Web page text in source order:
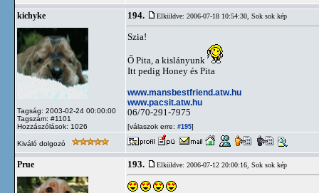
kichyke
Tagság: 2003-02-24 00:00:00
Tagszám: #1101
Hozzászólások: 1026
194. Elküldve: 2006-07-18 10:54:30, Sok sok kép
Szia!
Ő Pita, a kislányunk
Itt pedig Honey és Pita
www.mansbestfriend.atw.hu
www.pacsit.atw.hu
06/70-291-7975
[válaszok erre: #195]
Kiváló dolgozó
Prue 193. Elküldve: 2006-07-12 20:00:16, Sok sok kép